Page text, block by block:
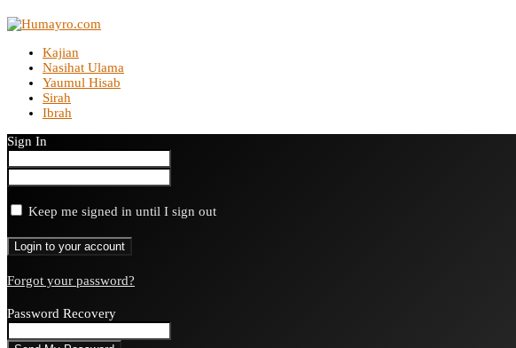
Kajian
Nasihat Ulama
Yaumul Hisab
Sirah
Ibrah
Sign In
Keep me signed in until I sign out
Forgot your password?
Password Recovery